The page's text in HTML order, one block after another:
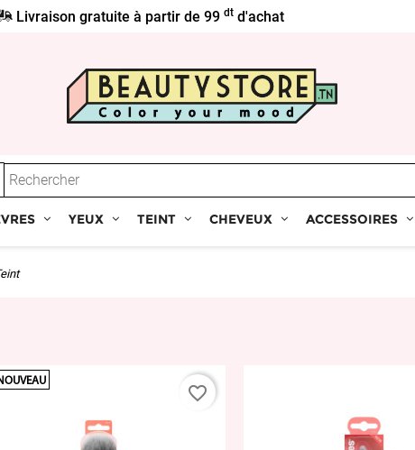
Livraison gratuite à partir de 99dt d'achat
YEUX TEINT CHEVEUX ACCESSOIRES
favorite_border